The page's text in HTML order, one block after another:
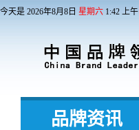
今天是 2026年8月 8 日 星期六 1:42 上午
品牌资讯